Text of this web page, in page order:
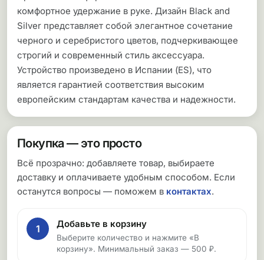
комфортное удержание в руке. Дизайн Black and
Silver представляет собой элегантное сочетание
черного и серебристого цветов, подчеркивающее
строгий и современный стиль аксессуара.
Устройство произведено в Испании (ES), что
является гарантией соответствия высоким
европейским стандартам качества и надежности.
Покупка — это просто
Всё прозрачно: добавляете товар, выбираете
доставку и оплачиваете удобным способом. Если
останутся вопросы — поможем в контактах.
1 Добавьте в корзину
Выберите количество и нажмите «В
корзину». Минимальный заказ — 500 ₽.